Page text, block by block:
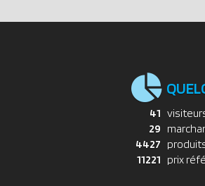
41
29
4427
11221 prix